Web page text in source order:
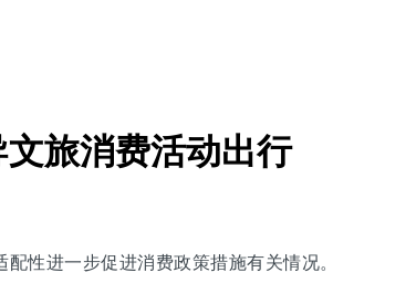
旅消费活动出行
性进一步促进消费政策措施有关情况。